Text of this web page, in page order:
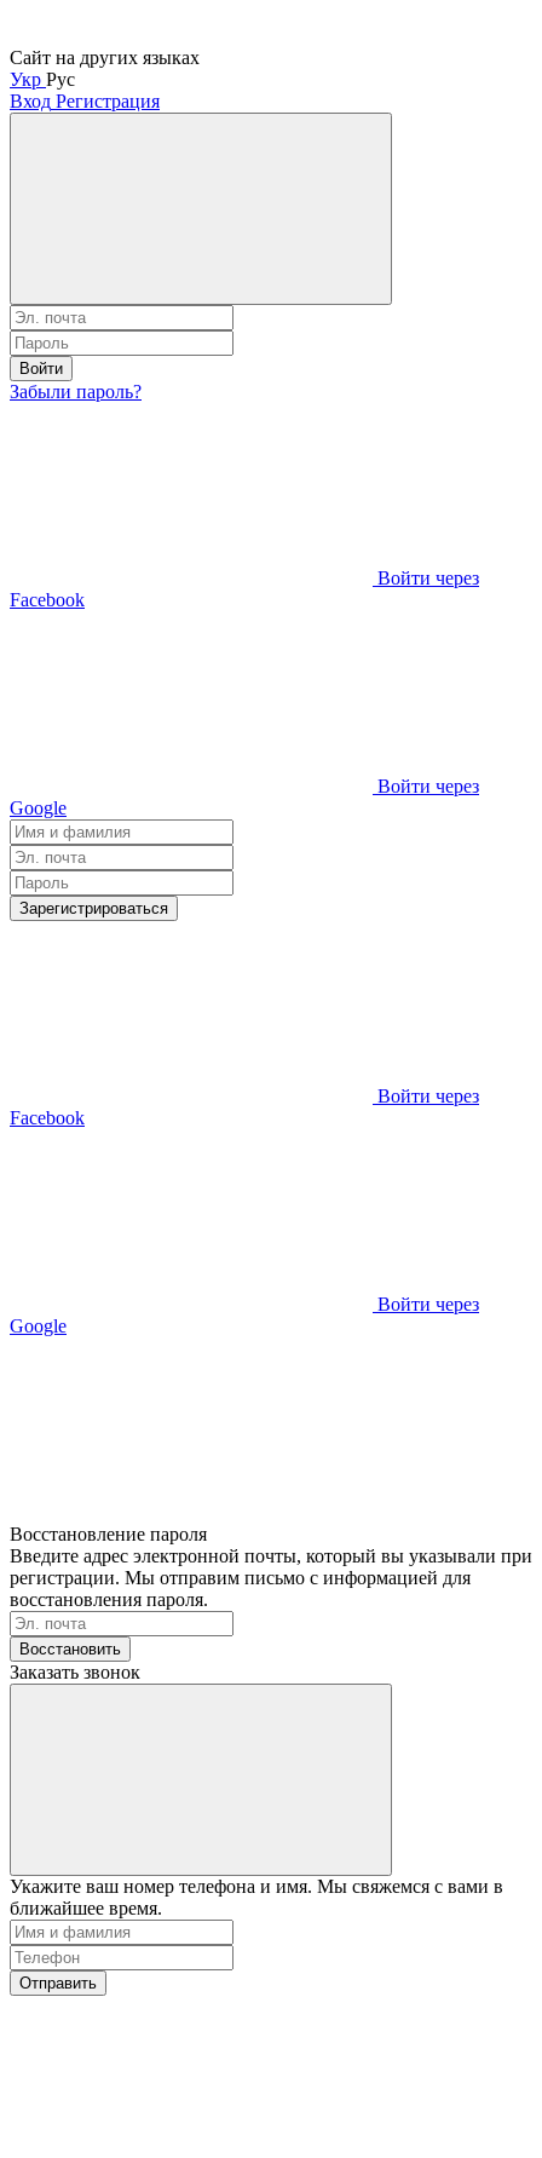
Сайт на других языках
Укр Рус
Вход Регистрация
Войти
Забыли пароль?
Войти через
Facebook
Войти через
Google
Зарегистрироваться
Войти через
Facebook
Войти через
Google
Восстановление пароля
Введите адрес электронной почты, который вы указывали при
регистрации. Мы отправим письмо с информацией для
восстановления пароля.
Восстановить
Заказать звонок
Укажите ваш номер телефона и имя. Мы свяжемся с вами в
ближайшее время.
Отправить